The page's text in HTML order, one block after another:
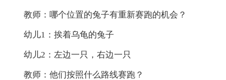
教师：哪个位置的兔子有重新赛跑的机会？
幼儿1：挨着乌龟的兔子
幼儿2：左边一只，右边一只
教师：他们按照什么路线赛跑？